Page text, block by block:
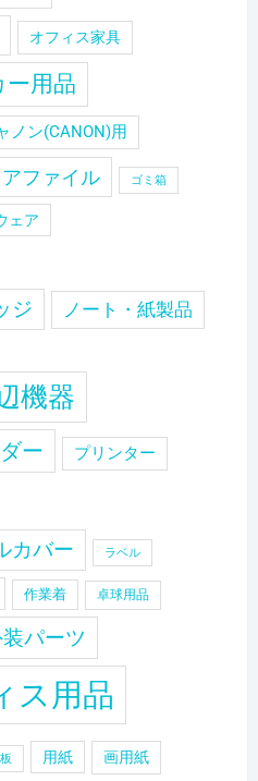
オフィス家具
ー用品
ノン(CANON)用
ファイル ゴミ箱
ェア
ジ ノート・紙製品
機器
ー プリンター
カバー ラベル
作業着 卓球用品
パーツ
ス用品
用紙 画用紙